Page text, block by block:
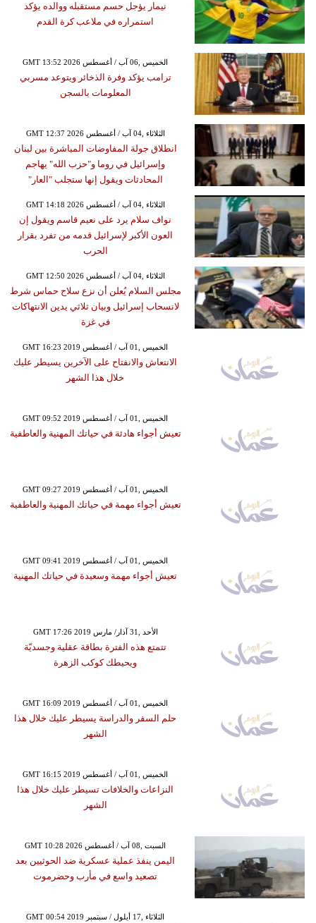
نيمار يؤجل حسم مستقبله ووالده يؤكد
استمراره في ملاعب كرة القدم
GMT 13:52 2026 الخميس ,06 آب / أغسطس
ترامب يؤكد وفرة الذخائر ويتوعد مسربي
المعلومات بالسجن
GMT 12:37 2026 الثلاثاء ,04 آب / أغسطس
انطلاق جولة المفاوضات المباشرة بين لبنان
وإسرائيل في روما و"حزب الله" يهاجم
المحادثات ويقول إنها ستجلب "العار"
GMT 14:18 2026 الثلاثاء ,04 آب / أغسطس
نواف سلام يرد على نعيم قاسم ويقول إن
العون الأكبر لإسرائيل قدمه من تفرد بقرار
الحرب
GMT 12:50 2026 الثلاثاء ,04 آب / أغسطس
مجلس السلام يُعلن أن نزع سلاح حماس شرط
لانسحاب إسرائيل وبيان ثلاثي يدين الانتهاكات
في غزة
GMT 16:23 2019 الخميس ,01 آب / أغسطس
الانتعاش والانفتاح على الآخرين يسيطر عليك
خلال هذا الشهر
GMT 09:52 2019 الخميس ,01 آب / أغسطس
تعيش أجواء هادئة في حياتك المهنية والعاطفية
GMT 09:27 2019 الخميس ,01 آب / أغسطس
تعيش أجواء مهمة في حياتك المهنية والعاطفية
GMT 09:41 2019 الخميس ,01 آب / أغسطس
تعيش أجواء مهمة وسعيدة في حياتك المهنية
GMT 17:26 2019 الأحد ,31 آذار/ مارس
تتمتع هذه الفترة بطاقة عقلية وجسديّة
ويحيطك كوكب الزهرة
GMT 16:09 2019 الخميس ,01 آب / أغسطس
حلم السفر والدراسة يسيطر عليك خلال هذا
الشهر
GMT 16:15 2019 الخميس ,01 آب / أغسطس
النزاعات والخلافات تسيطر عليك خلال هذا
الشهر
GMT 10:28 2026 السبت ,08 آب / أغسطس
اليمن ينفذ عملية عسكرية ضد الحوثيين بعد
تصعيد واسع في مأرب وحضرموت
GMT 00:54 2019 الثلاثاء ,17 أيلول / سبتمبر